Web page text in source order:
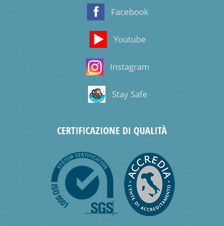
Facebook
Youtube
Instagram
Stay Safe
CERTIFICAZIONE DI QUALITÀ